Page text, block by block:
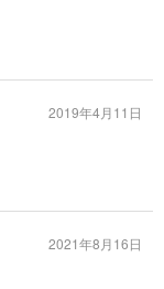
2019年4月11日
2021年8月16日